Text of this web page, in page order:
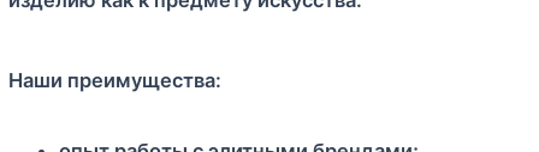
Наши преимущества: